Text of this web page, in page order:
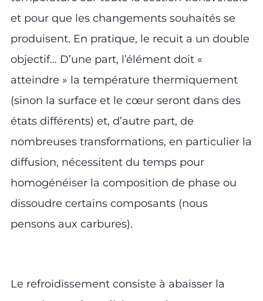
et pour que les changements souhaités se
produisent. En pratique, le recuit a un double
objectif… D’une part, l’élément doit «
atteindre » la température thermiquement
(sinon la surface et le cœur seront dans des
états différents) et, d’autre part, de
nombreuses transformations, en particulier la
diffusion, nécessitent du temps pour
homogénéiser la composition de phase ou
dissoudre certains composants (nous
pensons aux carbures).
Le refroidissement consiste à abaisser la